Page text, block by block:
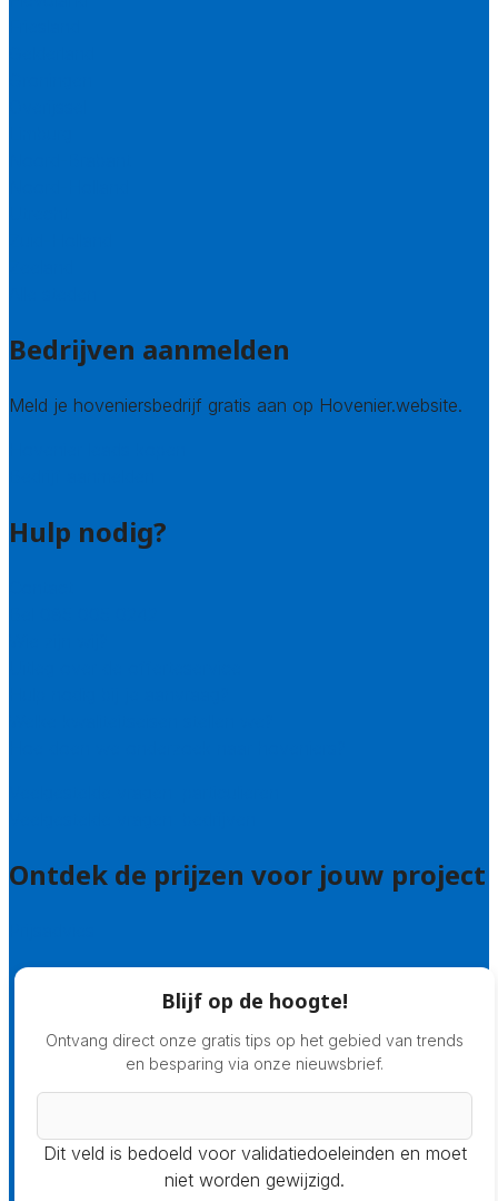
Bedrijven aanmelden
Meld je hoveniersbedrijf gratis aan op Hovenier.website.
Hulp nodig?
Ontdek de prijzen voor jouw project
Blijf op de hoogte!
Ontvang direct onze gratis tips op het gebied van trends
en besparing via onze nieuwsbrief.
Dit veld is bedoeld voor validatiedoeleinden en moet
niet worden gewijzigd.